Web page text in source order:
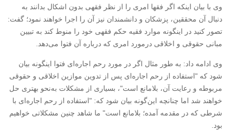
وی با بیان اینکه اگر فقها امری را از نظر فقهی بدون اشکال بدانند به
دنبال آن محققین، پزشکان و دانشمندان نیز آن را اجرا خواهند نمود؛ گفت:
تصور کنید در اینگونه موارد فقیه حکم فقهی خود را منوط کند به تبیین
مبانی حقوقی و اخلاقی درمورد امری که درباره آن فتوا می‌دهد.
وی ادامه داد: به طور مثال اگر در مورد رحم اجاره‌ای فتوا اینگونه بیان
شود که "استفاده از رحم اجاره‌ای پس از تدوین موازین اخلاقی و حقوقی
مربوطه و رعایت آن، بلامانع است"، بسیاری از مشکلات به‌نحو بهتری حل
خواهند شد اما چنانچه این‌گونه بیان شود که: "استفاده از رحم اجاره‌ای با
شرطی که در مقدمه آمده؛ بلامانع است" ما شاهد چنین مشکلاتی خواهیم
بود.